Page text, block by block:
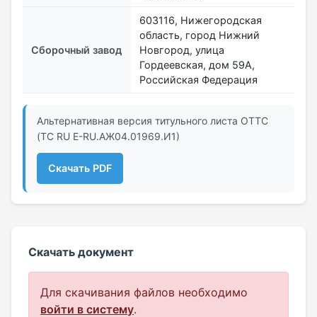
Сборочный завод
603116, Нижегородская
область, город Нижний
Новгород, улица
Гордеевская, дом 59А,
Российская Федерация
Альтернативная версия титульного листа ОТТС
(ТС RU Е-RU.АЖ04.01969.И1)
Скачать PDF
Скачать документ
Для скачивания файлов необходимо
войти в систему.